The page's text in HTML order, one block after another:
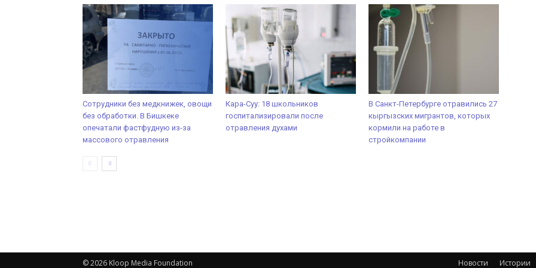
Сотрудники без медкнижек, овощи
без обработки. В Бишкеке
опечатали фастфудную из-за
массового отравления
Кара-Суу: 18 школьников
госпитализировали после
отравления духами
В Санкт-Петербурге отравились 27
кыргызских мигрантов, которых
кормили на работе в
стройкомпании
Новости Истории
© 2026 Kloop Media Foundation